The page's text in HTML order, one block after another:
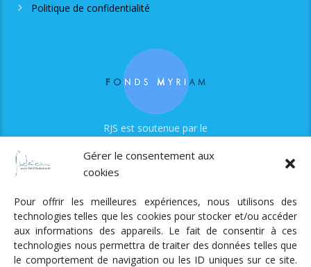
Gérer le consentement aux
cookies
Pour offrir les meilleures expériences, nous utilisons des
technologies telles que les cookies pour stocker et/ou accéder
aux informations des appareils. Le fait de consentir à ces
technologies nous permettra de traiter des données telles que
le comportement de navigation ou les ID uniques sur ce site.
Politique de confidentialité
RJS est soutenue par le
Radio Judaica Strasbourg